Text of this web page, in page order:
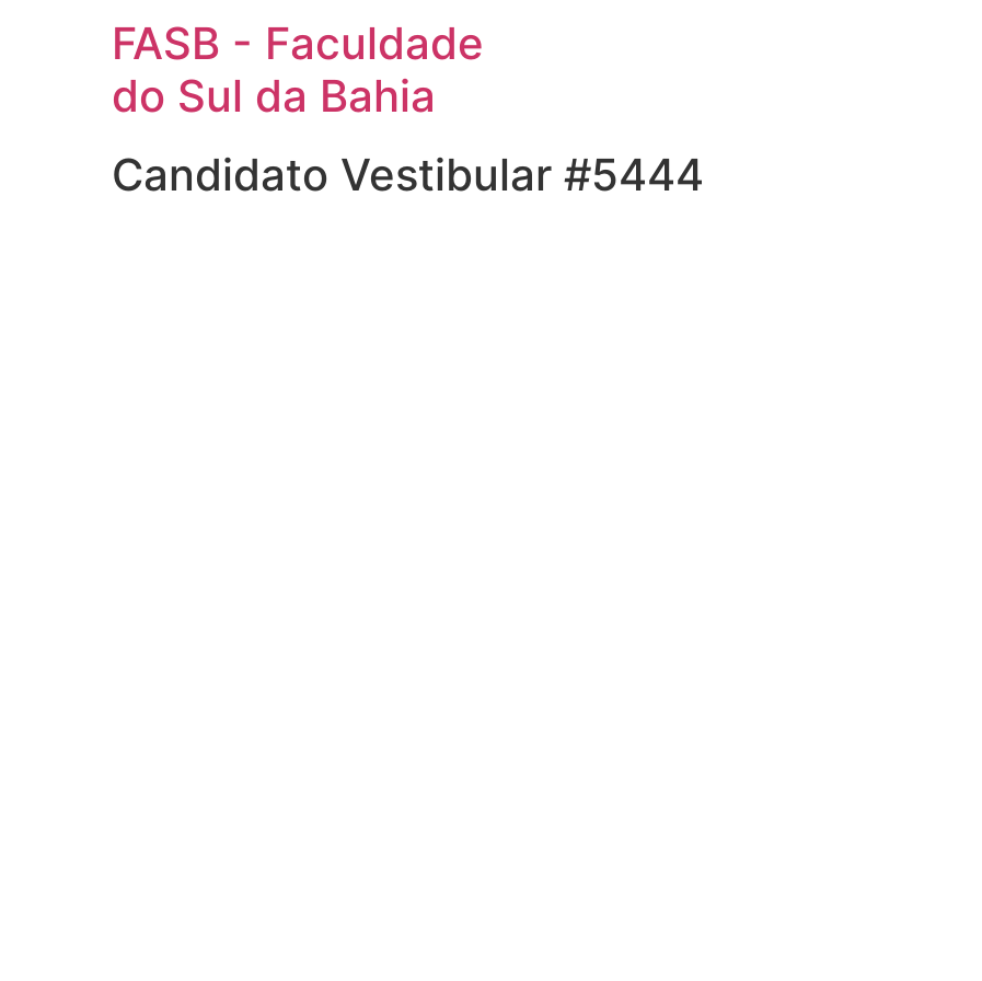
FASB - Faculdade
do Sul da Bahia
Candidato Vestibular #5444